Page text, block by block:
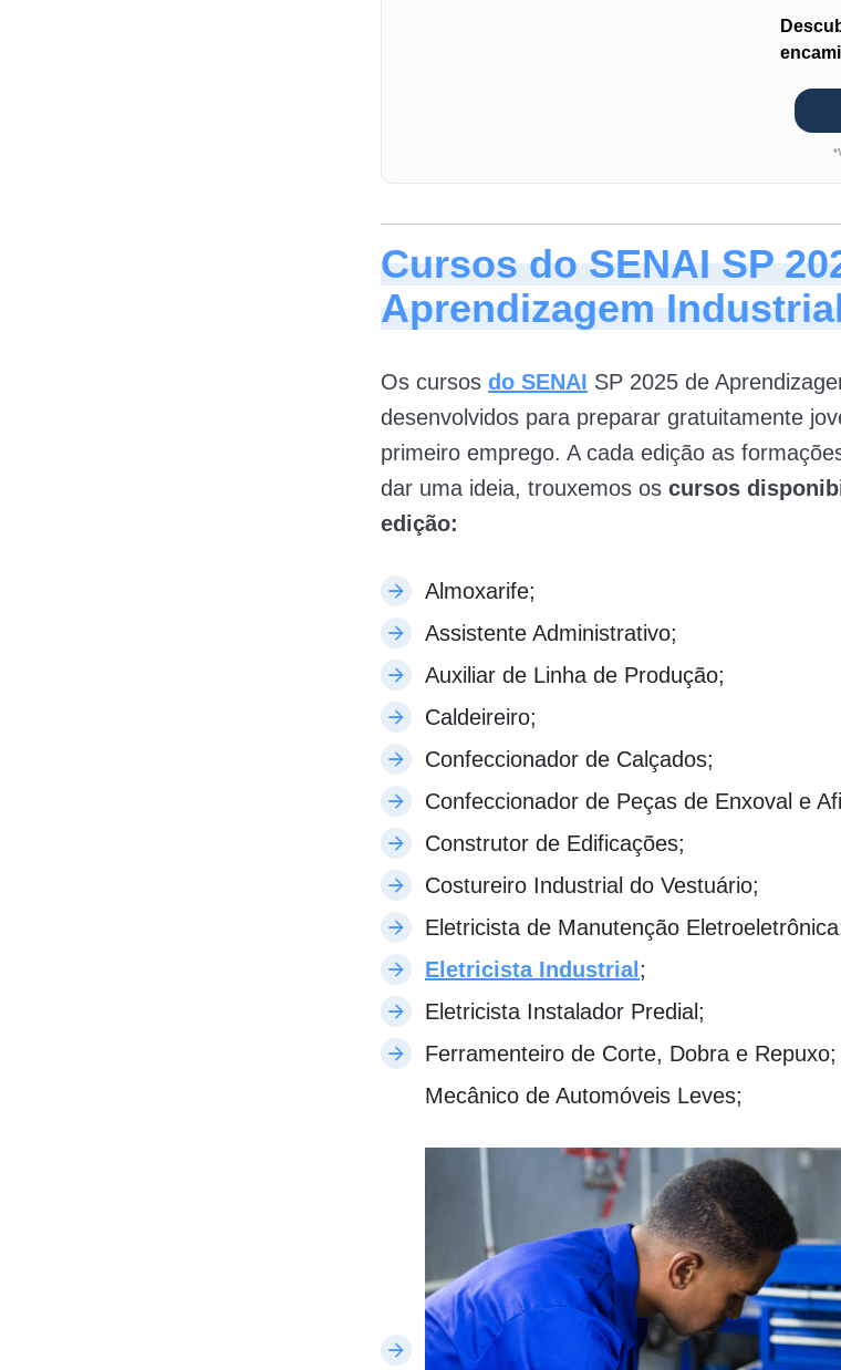
Cursos do SENAI SP
Aprendizagem
Os cursos do SENAI SP 2025 de
desenvolvidos para preparar gratuitamente
primeiro emprego. A cada edição as
dar uma ideia, trouxemos os cursos
edição:
Almoxarife;
Assistente Administrativo;
Auxiliar de Linha de Produção;
Caldeireiro;
Confeccionador de Calçados;
Confeccionador de Peças de Enxoval e
Construtor de Edificações;
Costureiro Industrial do Vestuário;
Eletricista de Manutenção
Eletricista Industrial;
Eletricista Instalador Predial;
Ferramenteiro de Corte, Dobra e Repuxo;
Mecânico de Automóveis Leves;